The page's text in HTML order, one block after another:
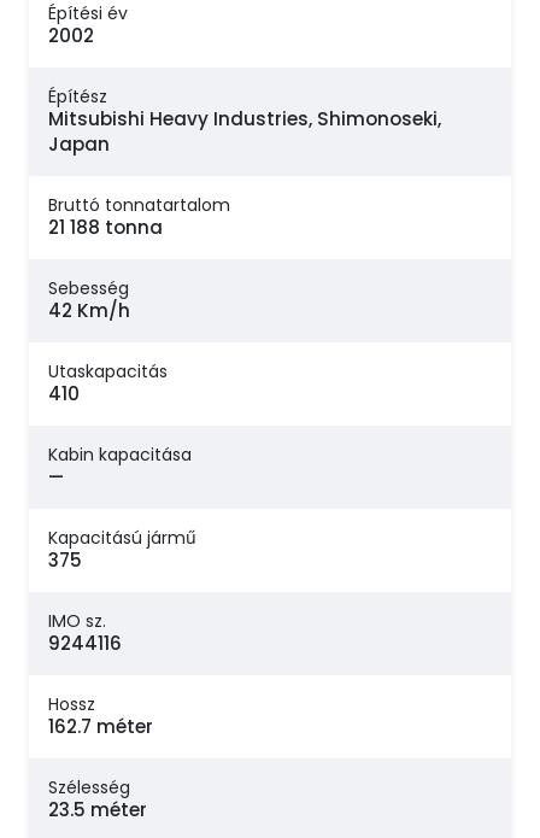
Építési év
2002
Építész
Mitsubishi Heavy Industries, Shimonoseki,
Japan
Bruttó tonnatartalom
21 188 tonna
Sebesség
42 Km/h
Utaskapacitás
410
Kabin kapacitása
—
Kapacitású jármű
375
IMO sz.
9244116
Hossz
162.7 méter
Szélesség
23.5 méter